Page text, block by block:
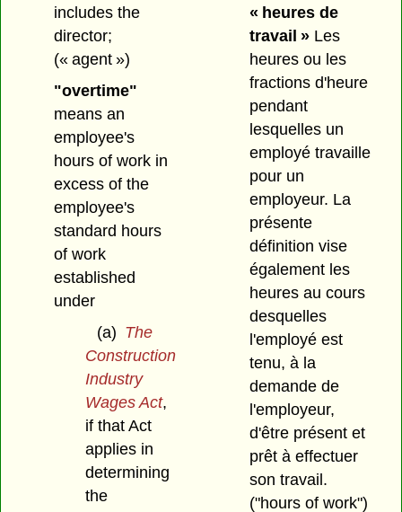
includes the
director;
(« agent »)
"overtime"
means an
employee's
hours of work in
excess of the
employee's
standard hours
of work
established
under
(a) The
Construction
Industry
Wages Act,
if that Act
applies in
determining
the
« heures de
travail »Les
heures ou les
fractions d'heure
pendant
lesquelles un
employé travaille
pour un
employeur. La
présente
définition vise
également les
heures au cours
desquelles
l'employé est
tenu, à la
demande de
l'employeur,
d'être présent et
prêt à effectuer
son travail.
("hours of work")